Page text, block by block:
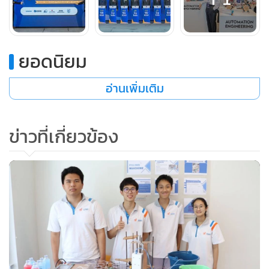
ในช่วง 10 ปีแรกของโครงการได้กำหนดเป้าการผลิตวิศวกรจาก
หลักสูตร 5 ปี จำนวน 1,080 คน โดยนักเรียนทุนรุ่นแรกที่จะ
สำเร็จการศึกษาจากสถาบันโคเซ็นแห่ง สจล. ในปีการศึกษา
2567 จำนวน 24 คน และที่มีนักเรียนโรงเรียนวิทยาศาสตร์จุฬาภ
รณราชวิทยาลัย ได้รับทุนไปศึกษาต่อ ณ สถาบันโคเซ็นประเทศ
ญี่ปุ่น หลักสูตร 7 ปี ในระดับปริญญาตรี จำนวน 72 ทุน ครบทุก
ชั้นปีในปีการศึกษาหน้า ในขณะที่สถาบันโคเซ็นแห่ง สจล. และ
ยอดนิยม
อ่านเพิ่มเติม
ข่าวที่เกี่ยวข้อง